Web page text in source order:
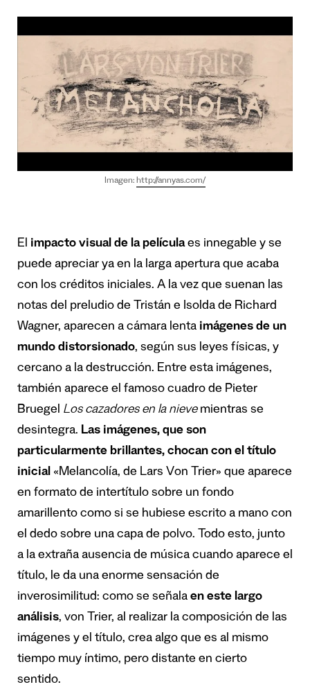
Imagen: http://annyas.com/
El impacto visual de la películaes innegable y se
puede apreciar ya en la larga apertura que acaba
con los créditos iniciales. A la vez que suenan las
notas del preludio de Tristán e Isolda de Richard
Wagner, aparecen a cámara lenta imágenes de un
mundo distorsionado, según sus leyes físicas, y
cercano a la destrucción. Entre esta imágenes,
también aparece el famoso cuadro de Pieter
Bruegel Los cazadores en la nieve mientras se
desintegra. Las imágenes, que son
particularmente brillantes, chocan con el título
inicial «Melancolía, de Lars Von Trier» que aparece
en formato de intertítulo sobre un fondo
amarillento como si se hubiese escrito a mano con
el dedo sobre una capa de polvo. Todo esto, junto
a la extraña ausencia de música cuando aparece el
título, le da una enorme sensación de
inverosimilitud: como se señala en este largo
análisis, von Trier, al realizar la composición de las
imágenes y el título, crea algo que es al mismo
tiempo muy íntimo, pero distante en cierto
sentido.